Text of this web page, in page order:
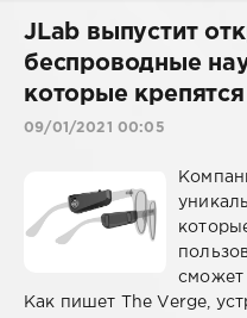
JLab выпустит
беспроводные
которые
09/01/2021 00:05
сможет
Как пишет The Verge,